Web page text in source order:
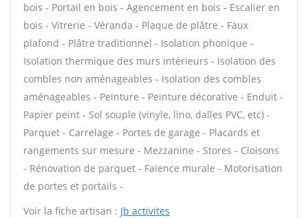
bois - Portail en bois - Agencement en bois - Escalier en
bois - Vitrerie - Véranda - Plaque de plâtre - Faux
plafond - Plâtre traditionnel - Isolation phonique -
Isolation thermique des murs intérieurs - Isolation des
combles non aménageables - Isolation des combles
aménageables - Peinture - Peinture décorative - Enduit -
Papier peint - Sol souple (vinyle, lino, dalles PVC, etc) -
Parquet - Carrelage - Portes de garage - Placards et
rangements sur mesure - Mezzanine - Stores - Cloisons
- Rénovation de parquet - Faïence murale - Motorisation
de portes et portails -
Voir la fiche artisan : Jb activites